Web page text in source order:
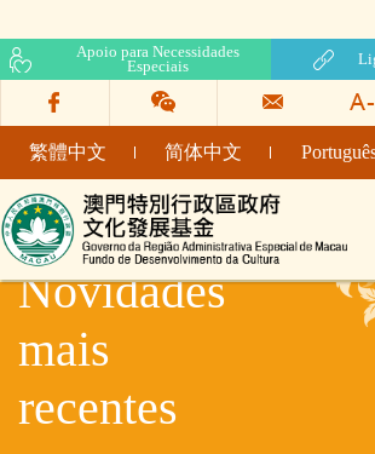
Apoio para Necessidades
Especiais
繁體中文 简体中文
Fundo de Desenvolvimento da Cultura
Novidades
mais
recentes